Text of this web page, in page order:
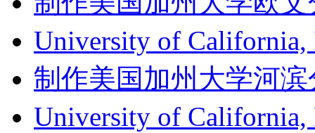
University of
制作美国加州大学河
University of